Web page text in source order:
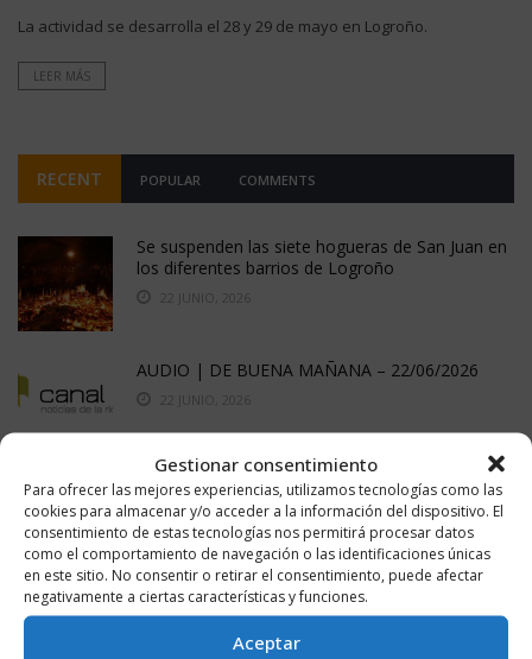
Gestionar consentimiento
Para ofrecer las mejores experiencias, utilizamos tecnologías como las
cookies para almacenar y/o acceder a la información del dispositivo. El
consentimiento de estas tecnologías nos permitirá procesar datos
como el comportamiento de navegación o las identificaciones únicas
en este sitio. No consentir o retirar el consentimiento, puede afectar
negativamente a ciertas características y funciones.
Aceptar
La actividad se desarrolla el 28 y 29 de mayo en Logroño.
LEER MÁS
RECENT POPULAR COMMENTS
Se suspenden las siete hogueras de San Juan en
los diferentes barrios de Logroño
22 JUNIO, 2026
AUDIO | DE BUENA MAÑANA – 22/06/2026
22 JUNIO, 2026
AUDIO | De buena mañana – 15/06/2026
16 JUNIO, 2026
AUDIO | De buena mañana – 19/05/2026
20 MAYO, 2026